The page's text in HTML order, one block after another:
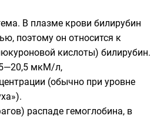
В плазме крови билирубин
поэтому он относится к
кислоты) билирубин.
мкМ/л,
(обычно при уровне
распаде гемоглобина, в